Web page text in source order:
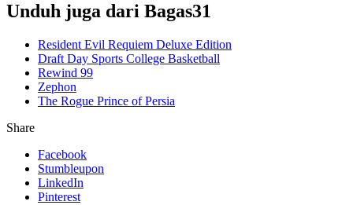
Unduh juga dari Bagas31
Resident Evil Requiem Deluxe Edition
Draft Day Sports College Basketball
Rewind 99
Zephon
The Rogue Prince of Persia
Share
Facebook
Stumbleupon
LinkedIn
Pinterest